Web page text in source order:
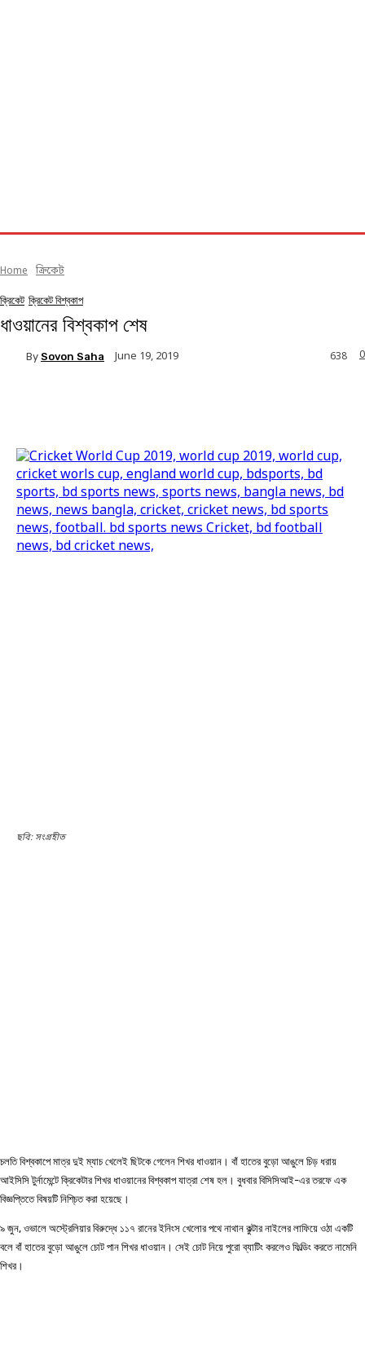
Home ক্রিকেট
ক্রিকেট ক্রিকেট বিশ্বকাপ
ধাওয়ানের বিশ্বকাপ শেষ
By Sovon Saha June 19, 2019 0
638
ছবি: সংগ্রহীত
চলতি বিশ্বকাপে মাত্র দুই ম্যাচ খেলেই ছিটকে গেলেন শিখর ধাওয়ান। বাঁ হাতের বুড়ো আঙুলে চিড় ধরায়
আইসিসি টুর্নামেন্টে ক্রিকেটার শিখর ধাওয়ানের বিশ্বকাপ যাত্রা শেষ হল। বুধবার বিসিসিআই-এর তরফে এক
বিজ্ঞপ্তিতে বিষয়টি নিশি্চত করা হয়েছে।
৯ জুন, ওভালে অস্ট্রেলিয়ার বিরুদ্ধে ১১৭ রানের ইনিংস খেলোর পথে নাথান কুল্টার নাইলের লাফিয়ে ওঠা একটি
বলে বাঁ হাতের বুড়ো আঙুলে চোট পান শিখর ধাওয়ান। সেই চোট নিয়ে পুরো ব্যাটিং করলেও ফিল্ডিং করতে নামেনি
শিখর।